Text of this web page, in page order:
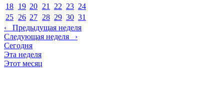
18 19 20 21 22 23 24
25 26 27 28 29 30 31
‹ Предыдущая неделя
Следующая неделя ›
Сегодня
Эта неделя
Этот месяц